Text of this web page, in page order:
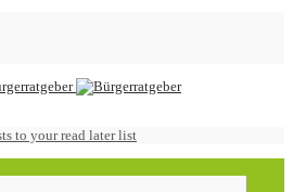
to your read later list